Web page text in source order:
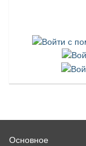
Основное